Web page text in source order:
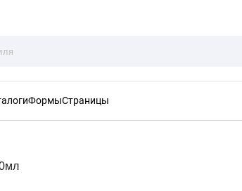
ФормыСтраницы